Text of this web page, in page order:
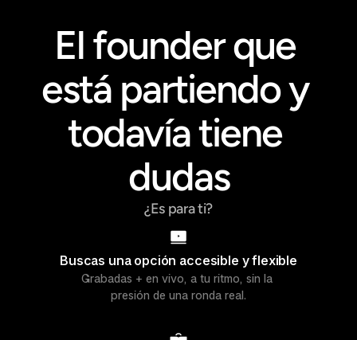
El founder que
está partiendo y
todavía tiene
dudas
¿Es para ti?
Buscas una opción accesible y flexible
Grabadas + en vivo, a tu ritmo, sin la
presión de una ronda real.